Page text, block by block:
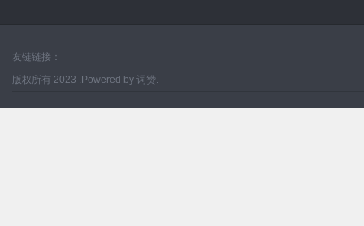
友链链接：
版权所有 2023 .Powered by 词赞.